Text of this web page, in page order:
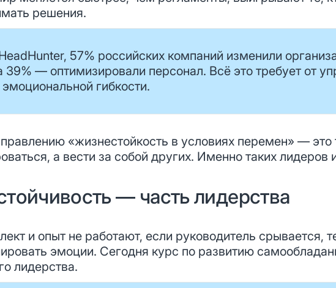
решения.
57% российских компаний изменили
39% — оптимизировали персонал. Всё это требует от
гибкости.
«жизнестойкость в условиях перемен» — это
а вести за собой других. Именно таких
— часть лидерства
и опыт не работают, если руководитель срывается,
эмоции. Сегодня курс по развитию
лидерства.